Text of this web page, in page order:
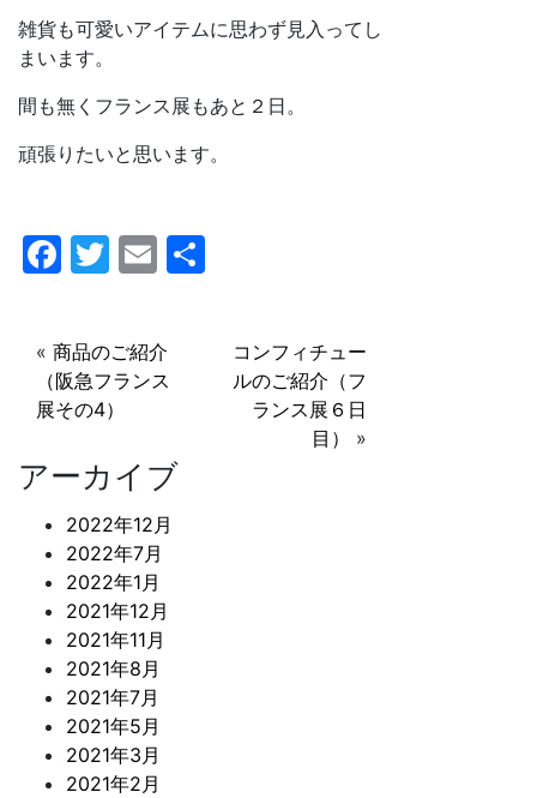
雑貨も可愛いアイテムに思わず見入ってし
まいます。
間も無くフランス展もあと２日。
頑張りたいと思います。
F
c
e
b
o
k
T
itt
er
E
ai
l
« 商品のご紹介
（阪急フランス
展その4）
コンフィチュー
ルのご紹介（フ
ランス展６日
目）
»
アーカイブ
2022年12月
2022年7月
2022年1月
2021年12月
2021年11月
2021年8月
2021年7月
2021年5月
2021年3月
2021年2月